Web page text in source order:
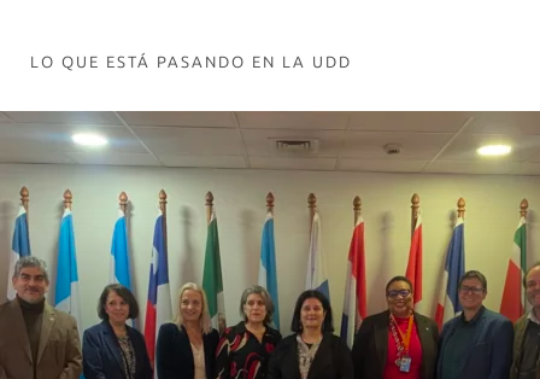
LO QUE ESTÁ PASANDO EN LA UDD